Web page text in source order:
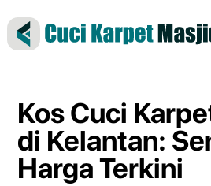
Kos Cuci
di Kelantan:
Harga Terkini